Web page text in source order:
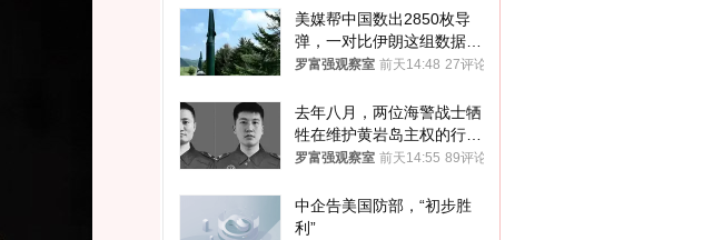
美媒帮中国数出2850枚导
弹，一对比伊朗这组数据，
发现出大事了
罗富强观察室 前天14:48 27评论
去年八月，两位海警战士牺
牲在维护黄岩岛主权的行动
中
罗富强观察室 前天14:55 89评论
中企告美国防部，“初步胜
利”